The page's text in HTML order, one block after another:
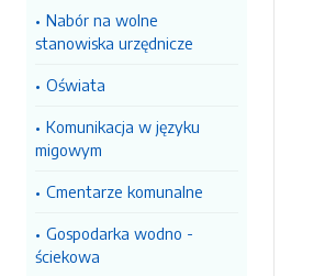
Nabór na wolne
stanowiska urzędnicze
Oświata
Komunikacja w języku
migowym
Cmentarze komunalne
Gospodarka wodno -
ściekowa